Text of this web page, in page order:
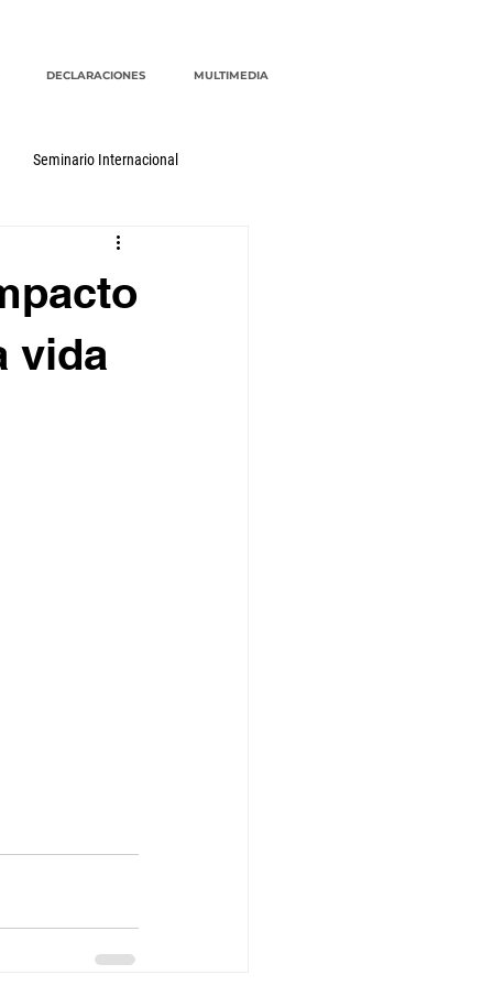
DECLARACIONES MULTIMEDIA
Seminario Internacional
vida